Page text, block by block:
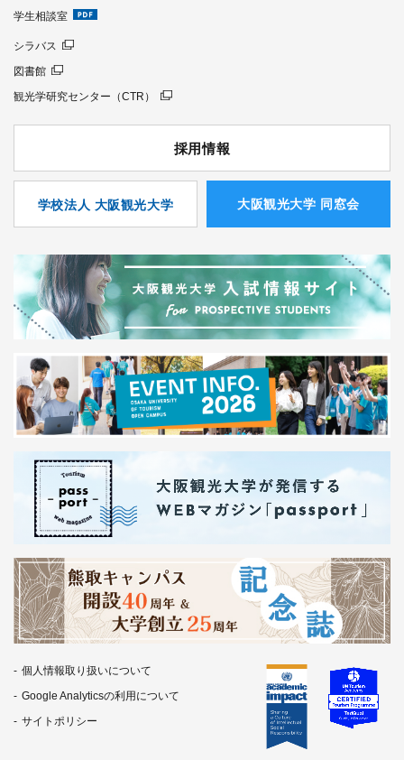
学生相談室
シラバス
図書館
観光学研究センター（CTR）
採用情報
学校法人 大阪観光大学 ⼤阪観光⼤学 同窓会
個人情報取り扱いについて
Google Analyticsの利用について
サイトポリシー